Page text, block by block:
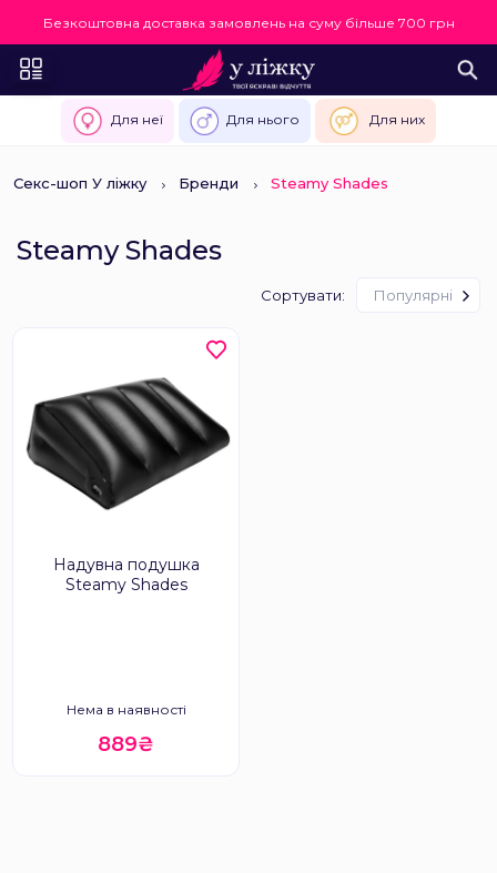
Безкоштовна доставка замовлень на суму більше 700 грн
Для неї Для нього Для них
Секс-шоп У ліжку Бренди Steamy Shades
Steamy Shades
Сортувати: Популярні
Надувна подушка
Steamy Shades
Нема в наявності
889₴